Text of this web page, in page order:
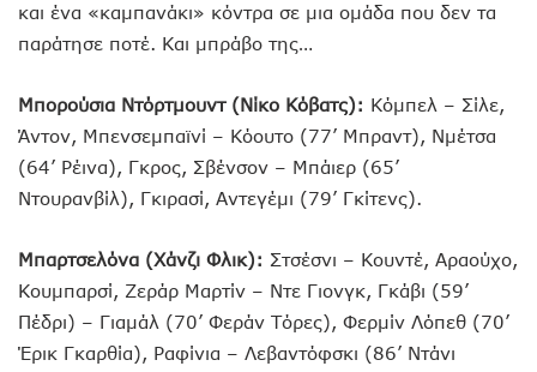
και ένα «καμπανάκι» κόντρα σε μια ομάδα που δεν τα
παράτησε ποτέ. Και μπράβο της…
Μπορούσια Ντόρτμουντ (Νίκο Κόβατς): Κόμπελ – Σίλε,
Άντον, Μπενσεμπαϊνί – Κόουτο (77’ Μπραντ), Νμέτσα
(64’ Ρέινα), Γκρος, Σβένσον – Μπάιερ (65’
Ντουρανβίλ), Γκιρασί, Αντεγέμι (79’ Γκίτενς).
Μπαρτσελόνα (Χάνζι Φλικ): Στσέσνι – Κουντέ, Αραούχο,
Κουμπαρσί, Ζεράρ Μαρτίν – Ντε Γιονγκ, Γκάβι (59’
Πέδρι) – Γιαμάλ (70’ Φεράν Τόρες), Φερμίν Λόπεθ (70’
Έρικ Γκαρθία), Ραφίνια – Λεβαντόφσκι (86’ Ντάνι